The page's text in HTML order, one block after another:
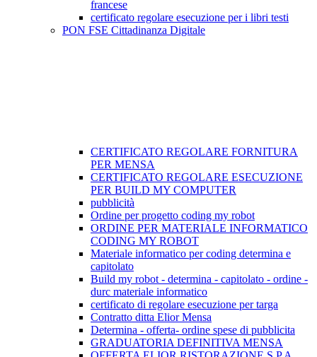
francese
certificato regolare esecuzione per i libri testi
PON FSE Cittadinanza Digitale
CERTIFICATO REGOLARE FORNITURA
PER MENSA
CERTIFICATO REGOLARE ESECUZIONE
PER BUILD MY COMPUTER
pubblicità
Ordine per progetto coding my robot
ORDINE PER MATERIALE INFORMATICO
CODING MY ROBOT
Materiale informatico per coding determina e
capitolato
Build my robot - determina - capitolato - ordine -
durc materiale informatico
certificato di regolare esecuzione per targa
Contratto ditta Elior Mensa
Determina - offerta- ordine spese di pubblicita
GRADUATORIA DEFINITIVA MENSA